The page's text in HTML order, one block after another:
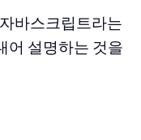
바스크립트라는
어 설명하는 것을